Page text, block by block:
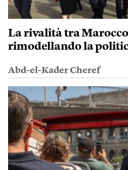
La rivalità tra
rimodellando la
Abd-el-Kader Cheref